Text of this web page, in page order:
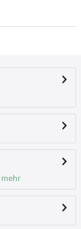
mehr